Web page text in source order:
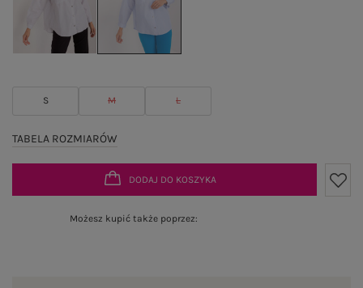
S M L
TABELA ROZMIARÓW
DODAJ DO KOSZYKA
Możesz kupić także poprzez: